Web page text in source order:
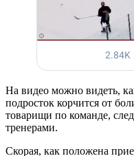
На видео можно видеть,
подросток корчится от
товарищи по команде,
тренерами.
Скорая, как положена